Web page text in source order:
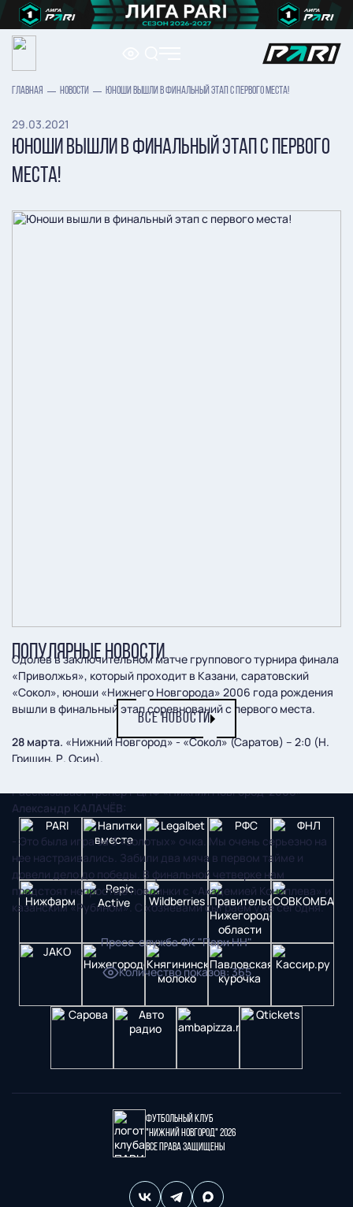
ГЛАВНАЯ НОВОСТИ ЮНОШИ ВЫШЛИ В ФИНАЛЬНЫЙ ЭТАП С ПЕРВОГО МЕСТА!
29.03.2021
ЮНОШИ ВЫШЛИ В ФИНАЛЬНЫЙ ЭТАП С ПЕРВОГО
МЕСТА!
Одолев в заключительном матче группового турнира финала
«Приволжья», который проходит в Казани, саратовский
«Сокол», юноши «Нижнего Новгорода» 2006 года рождения
вышли в финальный этап соревнований с первого места.
28 марта. «Нижний Новгород» - «Сокол» (Саратов) – 2:0 (Н.
Гришин, Р. Осин).
Рассказывает тренер РЦПФ «Нижний Новгород-2006»
Александр КАЛАЧЁВ:
- Это была игра за 3 «золотых» очка. Мы очень серьезно на
нее настраивались. Забили два мяча в первом тайме и
довели дело до победы. В финальной четверке нам
предстоят непростые поединки с «Академией Коноплева» и
казанским «Рубином». С хозяевами сыграем уже сегодня.
Пресс-служба ФК "Пари НН"
Количество показов:365
ПОПУЛЯРНЫЕ НОВОСТИ
ВСЕ НОВОСТИ
Футбольный клуб
"Нижний Новгород" 2026
Все права защищены